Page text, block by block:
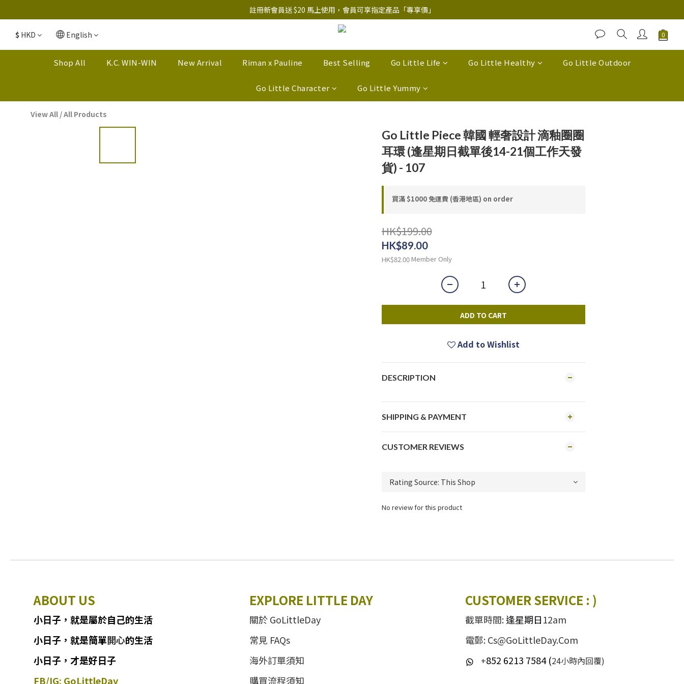
註冊新會員送 $20 馬上使用，會員可享指定產品「​專享價」
註冊新會員送 $20 馬上使用，會員可享指定產品「​專享價」
B.Y.O.B Mask Collection 任選優惠: 4件9折
註冊新會員送 $20 馬上使用，會員可享指定產品「​專享價」
$ HKD English
Shop All K.C. WIN-WIN New Arrival Riman x Pauline Best Selling Go Little Life Go Little Healthy Go Little Outdoor
Go Little Character Go Little Yummy
View All /All Products
Go Little Piece 韓國 輕奢設計 滴釉圈圈
耳環 (逢星期日截單後14-21個工作天發
貨) - 107
買滿 $1000 免運費 (香港地區) on order
HK$199.00
HK$89.00
HK$82.00Member Only
ADD TO CART
Add to Wishlist
DESCRIPTION
SHIPPING & PAYMENT
CUSTOMER REVIEWS
No review for this product
ABOUT US
小日子 ， 就是屬於自己的生活
小日子 ， 就是簡單開心的生活
小日子，才是好日子
FB/IG: GoLittleDay
EXPLORE LITTLE DAY
關於 GoLittleDay
常見 FAQs
海外訂單須知
購買流程須知
CUSTOMER SERVICE : )
截單時間:逢星期日12am
電郵: Cs@GoLittleDay.Com
+852 6213 7584 (24小時內回覆)